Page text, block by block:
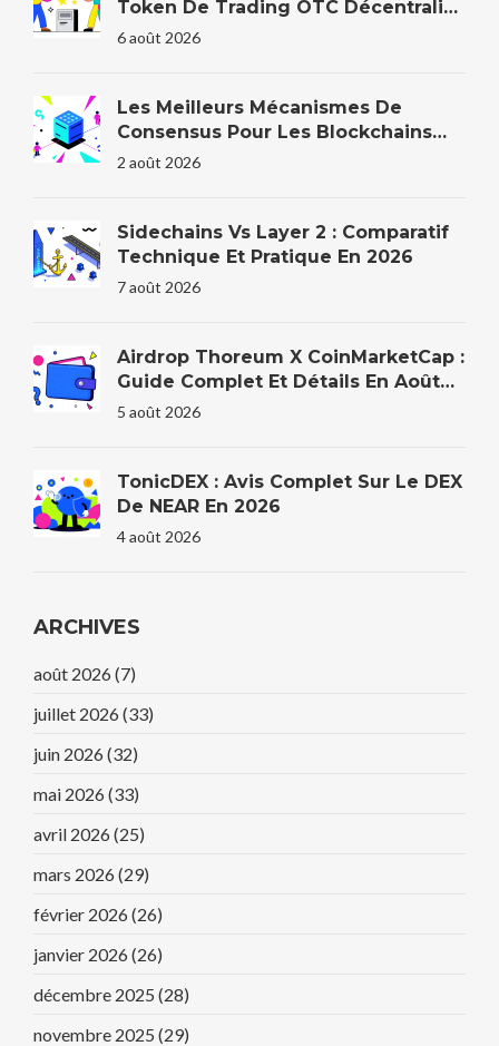
Token De Trading OTC Décentralisé
?
6 août 2026
Les Meilleurs Mécanismes De
Consensus Pour Les Blockchains
D'entreprise En 2026
2 août 2026
Sidechains Vs Layer 2 : Comparatif
Technique Et Pratique En 2026
7 août 2026
Airdrop Thoreum X CoinMarketCap :
Guide Complet Et Détails En Août
2026
5 août 2026
TonicDEX : Avis Complet Sur Le DEX
De NEAR En 2026
4 août 2026
ARCHIVES
août 2026 (7)
juillet 2026 (33)
juin 2026 (32)
mai 2026 (33)
avril 2026 (25)
mars 2026 (29)
février 2026 (26)
janvier 2026 (26)
décembre 2025 (28)
novembre 2025 (29)